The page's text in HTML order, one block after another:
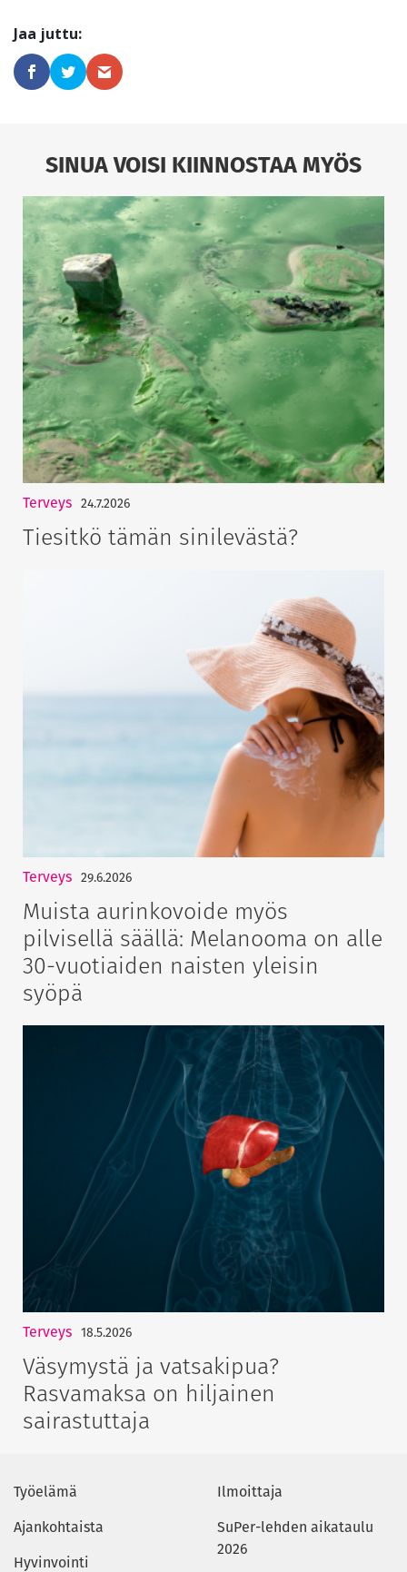
SINUA VOISI KIINNOSTAA MYÖS
Terveys 24.7.2026
Tiesitkö tämän sinilevästä?
Terveys 29.6.2026
Muista aurinkovoide myös
pilvisellä säällä: Melanooma on alle
30-vuotiaiden naisten yleisin
syöpä
Terveys 18.5.2026
Väsymystä ja vatsakipua?
Rasvamaksa on hiljainen
sairastuttaja
Työelämä
Ajankohtaista
Hyvinvointi
Ilmoittaja
SuPer-lehden aikataulu
2026